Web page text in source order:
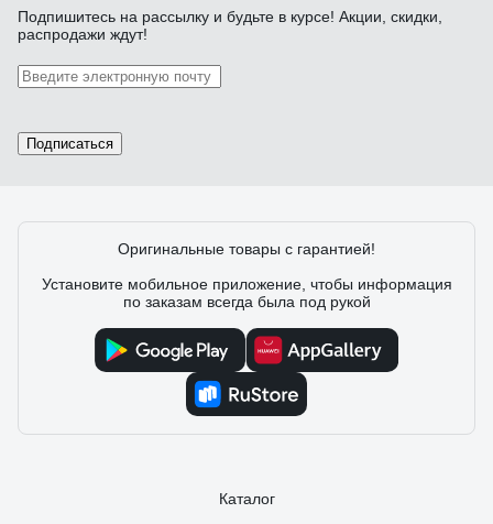
Подпишитесь на рассылку и будьте в курсе! Акции, скидки,
распродажи ждут!
Подписаться
Оригинальные товары с гарантией!
Установите мобильное приложение, чтобы информация
по заказам всегда была под рукой
Каталог